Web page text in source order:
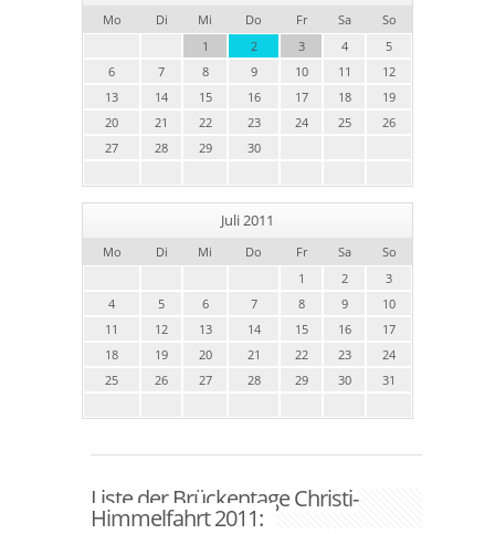
Mo Di Mi Do Fr Sa
So
1
2 3 4
5
6
7 8 9 10 11
12
13
14 15 16 17 18
19
20
21 22 23 24 25
26
27
28 29 30
Juli 2011
Mo Di Mi Do Fr Sa
So
1
2
3
4
5 6 7 8 9
10
11
12 13 14 15 16
17
18
19 20 21 22 23
24
25
26 27 28 29 30 31
Liste der Brückentage Christi-
Himmelfahrt 2011: